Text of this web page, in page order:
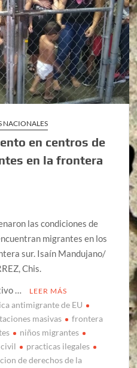
NACIONALES
en centros de
en la frontera
las condiciones de
migrantes en los
sur. Isaín Mandujano/
Chis.
…
LEER MÁS
antimigrante de EU
masivas
frontera
niños migrantes
civil
practicas ilegales
de derechos de la